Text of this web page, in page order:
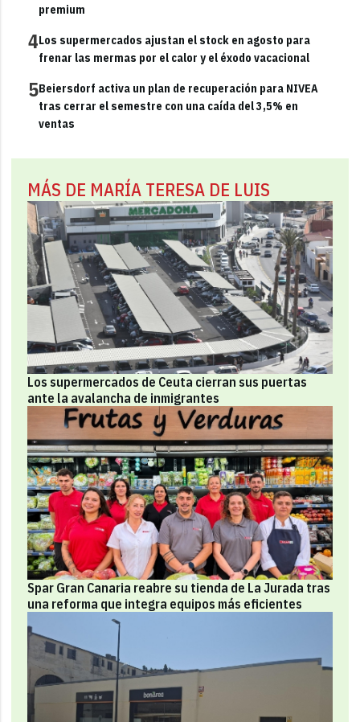
premium
4Los supermercados ajustan el stock en agosto para
frenar las mermas por el calor y el éxodo vacacional
5Beiersdorf activa un plan de recuperación para NIVEA
tras cerrar el semestre con una caída del 3,5% en
ventas
MÁS DE MARÍA TERESA DE LUIS
Los supermercados de Ceuta cierran sus puertas
ante la avalancha de inmigrantes
Spar Gran Canaria reabre su tienda de La Jurada tras
una reforma que integra equipos más eficientes